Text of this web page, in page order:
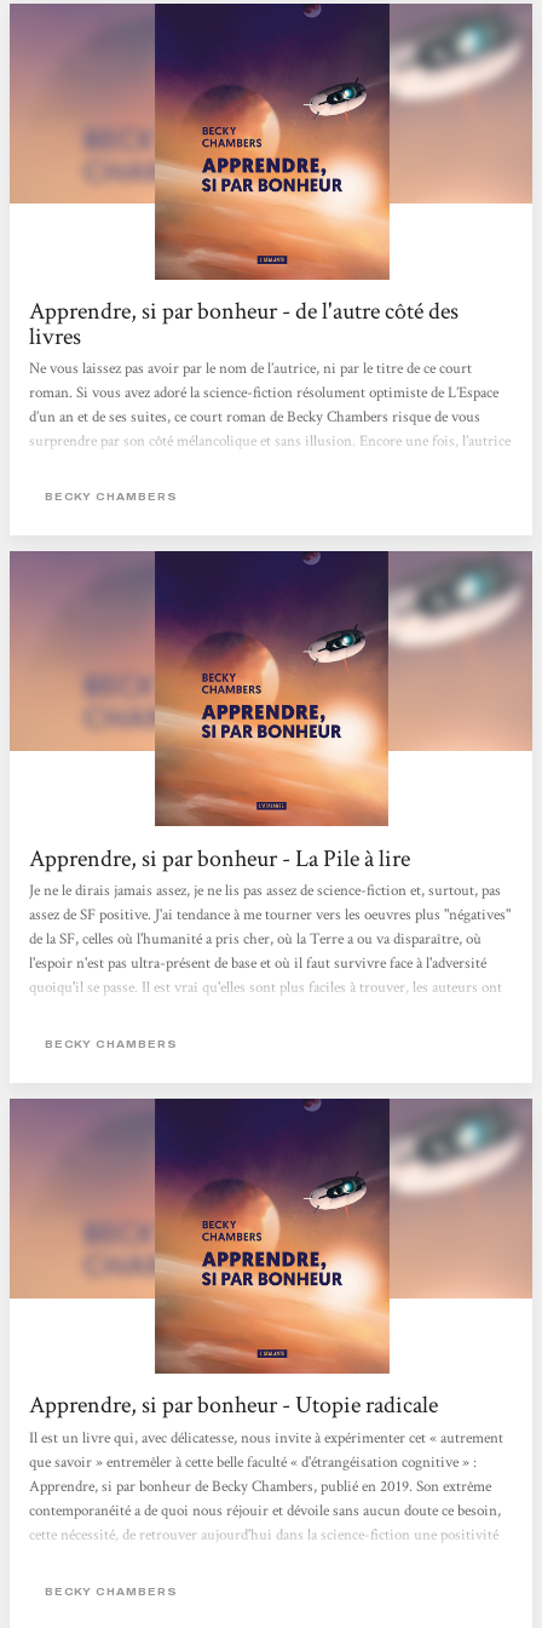
Apprendre, si par bonheur - de l'autre côté des
livres
Ne vous laissez pas avoir par le nom de l’autrice, ni par le titre de ce court
roman. Si vous avez adoré la science-fiction résolument optimiste de L’Espace
d’un an et de ses suites, ce court roman de Becky Chambers risque de vous
surprendre par son côté mélancolique et sans illusion. Encore une fois, l’autrice
Dans Apprendre, si par bonheur, nous suivons la destinée de quatre
planètes d’un autre système solaire. Du hopepunk...
BECKY CHAMBERS
Apprendre, si par bonheur - La Pile à lire
Je ne le dirais jamais assez, je ne lis pas assez de science-fiction et, surtout, pas
assez de SF positive. J'ai tendance à me tourner vers les oeuvres plus "négatives"
de la SF, celles où l'humanité a pris cher, où la Terre a ou va disparaître, où
l'espoir n'est pas ultra-présent de base et où il faut survivre face à l'adversité
quoiqu'il se passe. Il est vrai qu'elles sont plus faciles à trouver, les auteurs ont
totalement tord si on en croit les rapports de plus en plus alarmants du GIEC
BECKY CHAMBERS
Apprendre, si par bonheur - Utopie radicale
Il est un livre qui, avec délicatesse, nous invite à expérimenter cet « autrement
que savoir » entremêler à cette belle faculté « d'étrangéisation cognitive » :
Apprendre, si par bonheur de Becky Chambers, publié en 2019. Son extrême
contemporanéité a de quoi nous réjouir et dévoile sans aucun doute ce besoin,
cette nécessité, de retrouver aujourd'hui dans la science-fiction une positivité
spatiale faisant partie « d'un vaste programme d'étude écologique...
BECKY CHAMBERS